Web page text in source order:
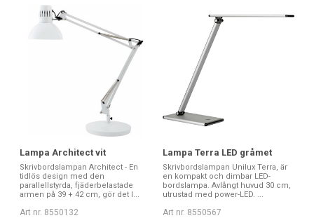
Lampa Architect vit
Skrivbordslampan Architect - En
tidlös design med den
parallellstyrda, fjäderbelastade
armen på 39 + 42 cm, gör det l...
Art nr. 8550132
Lampa Terra LED gråmet
Skrivbordslampan Unilux Terra, är
en kompakt och dimbar LED-
bordslampa. Avlångt huvud 30 cm,
utrustad med power-LED. ...
Art nr. 8550567